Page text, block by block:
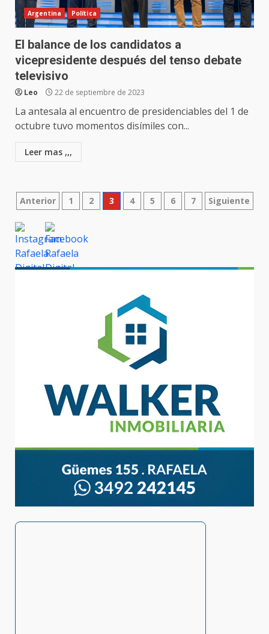
Argentina Política
El balance de los candidatos a
vicepresidente después del tenso debate
televisivo
Leo 22 de septiembre de 2023
La antesala al encuentro de presidenciables del 1 de
octubre tuvo momentos disímiles con...
Leer mas ,,,
Paginación
de
entradas
Anterior 1 2 3 4 5 6 7 Siguiente